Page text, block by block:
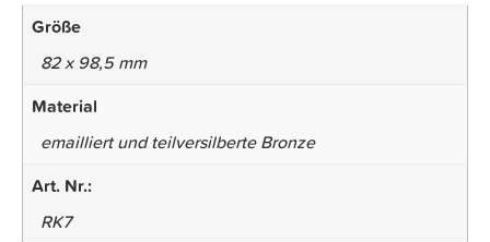
Größe
82 x 98,5 mm
Material
emailliert und teilversilberte Bronze
Art. Nr.:
RK7